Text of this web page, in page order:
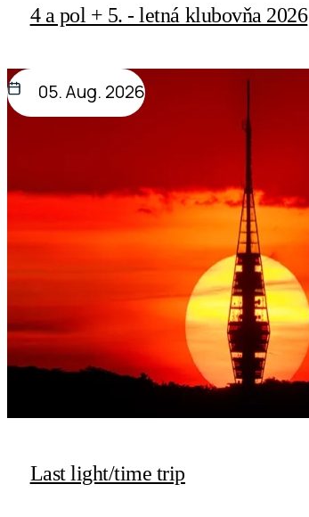
4 a pol + 5. - letná klubovňa 2026
05. Aug. 2026
Last light/time trip